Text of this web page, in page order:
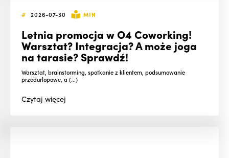
# 2026-07-30 MIN
Letnia promocja w O4 Coworking!
Warsztat? Integracja? A może joga
na tarasie? Sprawdź!
Warsztat, brainstorming, spotkanie z klientem, podsumowanie
przedurlopowe, a (...)
Czytajwięcej